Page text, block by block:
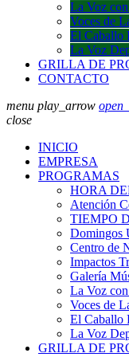
La Voz
Voces de
El Caballo
La Voz
GRILLA DE
CONTACTO
menu play_arrow
close
INICIO
EMPRESA
PROGRAMAS
HORA
Atención
TIEMPO
Domingos
Centro de
Impactos
Galería
La Voz
Voces de
El Caballo
La Voz
GRILLA DE